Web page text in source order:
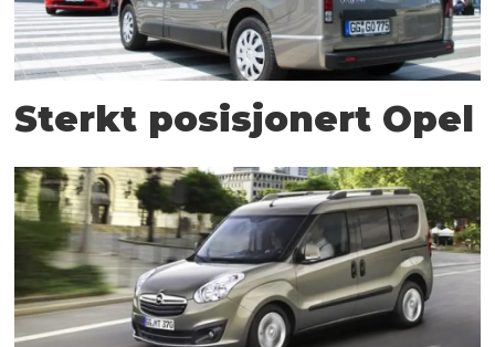
Sterkt posisjonert Opel